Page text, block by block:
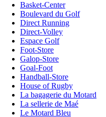
Basket-Center
Boulevard du Golf
Direct Running
Direct-Volley
Espace Golf
Foot-Store
Galop-Store
Goal-Foot
Handball-Store
House of Rugby
La bagagerie du Motard
La sellerie de Maé
Le Motard Bleu